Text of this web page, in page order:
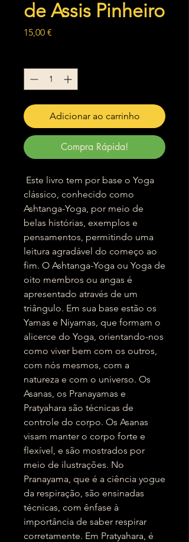
de Assis Pinheiro
15,00 €
Adicionar ao carrinho
Compra Rápida!
Este livro tem por base o Yoga
clássico, conhecido como
Ashtanga-Yoga, por meio de
belas histórias, exemplos e
pensamentos, permitindo uma
leitura agradável do começo ao
fim. O Ashtanga-Yoga ou Yoga de
oito membros ou angas é
apresentado através de um
triângulo. Em sua base estão os
Yamas e Niyamas, que formam o
alicerce do Yoga, orientando-nos
como viver bem com os outros,
com nós mesmos, com a
natureza e com o universo. Os
Asanas, os Pranayamas e
Pratyahara são técnicas de
controle do corpo. Os Asanas
visam manter o corpo forte e
flexível, e são mostrados por
meio de ilustrações. No
Pranayama, que é a ciência yogue
da respiração, são ensinadas
técnicas, com ênfase à
importância de saber respirar
corretamente. Em Pratyahara, é